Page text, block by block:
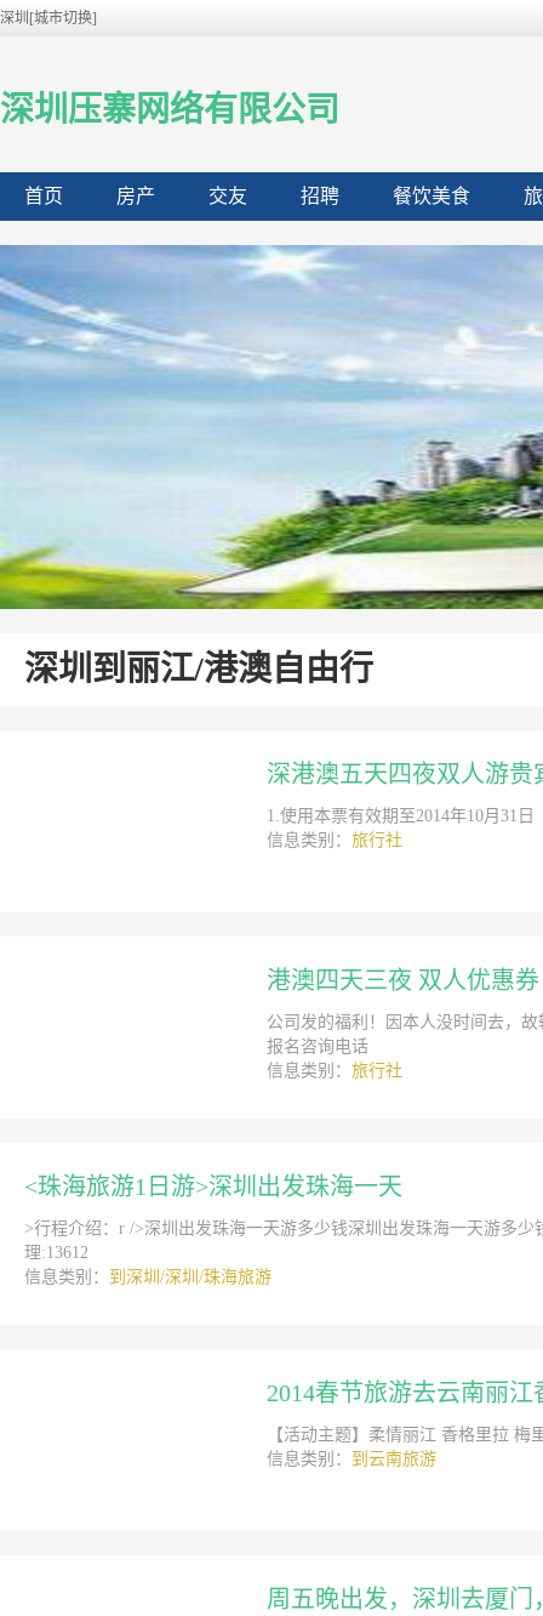
深圳[城市切换]
深圳压寨网络有限公司
首页 房产 交友 招聘 餐饮美食
深圳到丽江/港澳自由行
深港澳五天四夜双人游贵
1.使用本票有效期至2014年10月31
信息类别： 旅行社
港澳四天三夜 双人优惠券
公司发的福利！因本人没时间去，
报名咨询电话
信息类别： 旅行社
<珠海旅游1日游>深圳出发珠海一天
>行程介绍：r />深圳出发珠海一天游多少钱深圳出发珠海一天游多少
理:13612
信息类别： 到深圳/深圳/珠海旅游
2014春节旅游去云南丽
【活动主题】柔情丽江 香格里拉
信息类别： 到云南旅游
周五晚出发，深圳去厦